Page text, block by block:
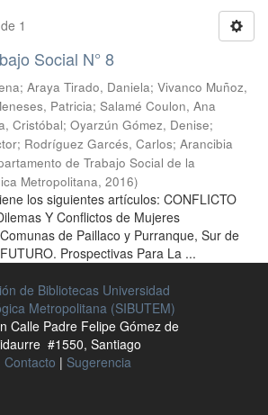
1
Social N° 8
; Araya Tirado, Daniela; Vivanco Muñoz,
Patricia; Salamé Coulon, Ana
Cristóbal; Oyarzún Gómez, Denise;
; Rodríguez Garcés, Carlos; Arancibia
de Trabajo Social de la
Metropolitana, 2016)
los siguientes artículos: CONFLICTO
Y Conflictos de Mujeres
de Paillaco y Purranque, Sur de
Prospectivas Para La ...
de Bibliotecas Universidad
Metropolitana (SIBUTEM)
Calle Padre Felipe Gómez de
#1550, Santiago
Contacto | Sugerencia